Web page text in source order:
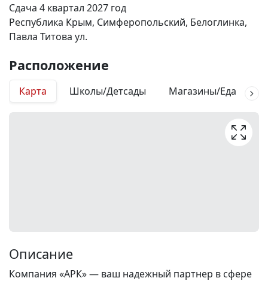
Сдача 4 квартал 2027 год
Республика Крым, Симферопольский, Белоглинка,
Павла Титова ул.
Расположение
Карта Школы/Детсады Магазины/Еда
Описание
Компания «АРК» — ваш надежный партнер в сфере